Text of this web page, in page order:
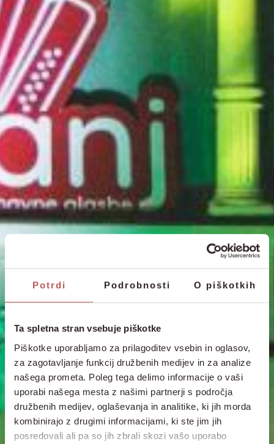
Potrdi Podrobnosti O piškotkih
Ta spletna stran vsebuje piškotke
Piškotke uporabljamo za prilagoditev vsebin in oglasov,
za zagotavljanje funkcij družbenih medijev in za analize
našega prometa. Poleg tega delimo informacije o vaši
uporabi našega mesta z našimi partnerji s področja
družbenih medijev, oglaševanja in analitike, ki jih morda
kombinirajo z drugimi informacijami, ki ste jim jih
posredovali ali pa so jih zbrali skozi vašo uporabo